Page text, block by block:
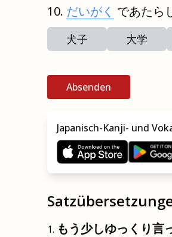
だいがく であたら
犬子 大学
Absenden
Japanisch-Kanji- und
もう少しゆっくり言